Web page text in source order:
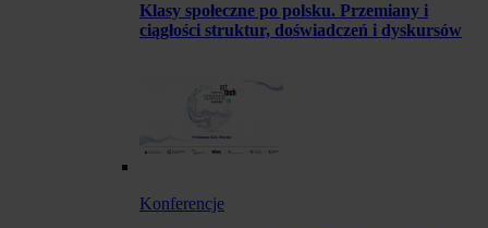
Klasy społeczne po polsku. Przemiany i
ciągłości struktur, doświadczeń i dyskursów
Konferencje